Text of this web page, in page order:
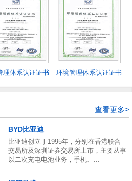
理体系认证证书
环境管理体系认证证书
查看更多>
BYD比亚迪
比亚迪创立于1995年，分别在香港联合
交易所及深圳证券交易所上市，主要从事
以二次充电电池业务，手机、...